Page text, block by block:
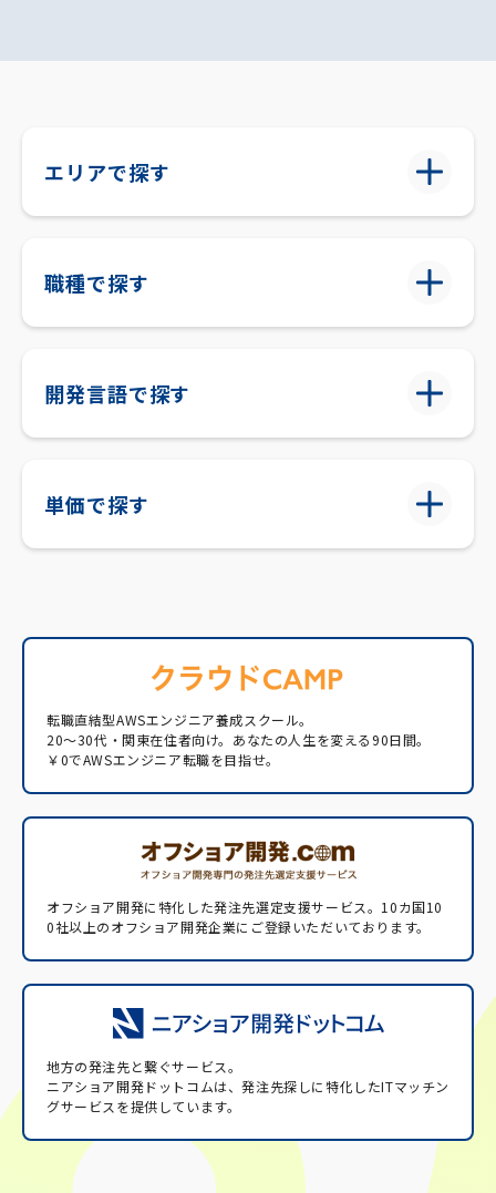
エリアで探す
職種で探す
開発言語で探す
単価で探す
転職直結型AWSエンジニア養成スクール。
20〜30代・関東在住者向け。あなたの人生を変える90日間。
￥0でAWSエンジニア転職を目指せ。
オフショア開発に特化した発注先選定支援サービス。 10カ国10
0社以上のオフショア開発企業にご登録いただいております。
地方の発注先と繋ぐサービス。
ニアショア開発ドットコムは、発注先探しに特化したITマッチン
グサービスを提供しています。